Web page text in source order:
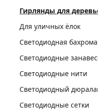
Гирлянды для
Для уличных ёлок
Светодиодная бахрома
Светодиодные
Светодиодные нити
Светодиодный
Светодиодные сетки